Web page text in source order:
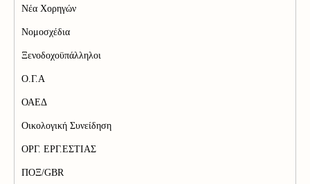
Νέα Χορηγών
Νομοσχέδια
Ξενοδοχοϋπάλληλοι
Ο.Γ.Α
ΟΑΕΔ
Οικολογική Συνείδηση
ΟΡΓ. ΕΡΓ.ΕΣΤΙΑΣ
ΠΟΞ/GBR